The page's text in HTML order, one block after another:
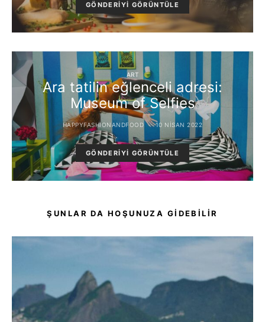
GÖNDERIYI GÖRÜNTÜLE
ART
Ara tatilin eğlenceli adresi:
Museum of Selfies
HAPPYFASHIONANDFOOD 10 NISAN 2022
GÖNDERIYI GÖRÜNTÜLE
ŞUNLAR DA HOŞUNUZA GIDEBILIR